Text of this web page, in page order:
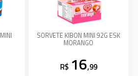
SORVETE KIBON MINI 92G ESK
MORANGO
R$ 16,99